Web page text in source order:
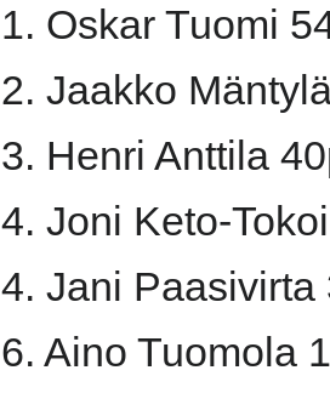
1. Oskar Tuomi
2. Jaakko
3. Henri Anttila
4. Joni Keto-
4. Jani Paasivirta
6. Aino Tuomola